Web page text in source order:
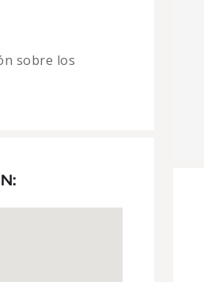
sobre los